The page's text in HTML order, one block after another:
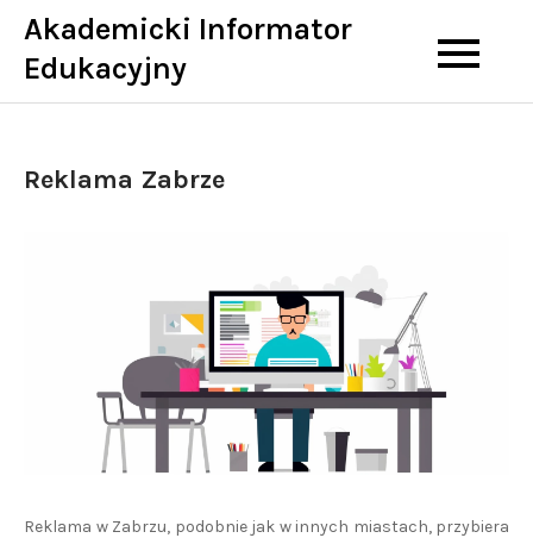
Skip
content
Akademicki Informator
Edukacyjny
Reklama Zabrze
Reklama w Zabrzu, podobnie jak w innych miastach, przybiera